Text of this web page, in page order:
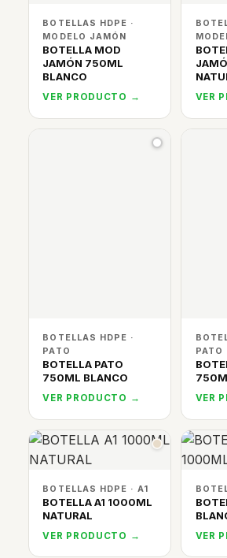
BOTELLAS HDPE ·
MODELO JAMÓN
BOTELLA MOD
JAMÓN 750ML
BLANCO
VER PRODUCTO → VER
BOTELLAS HDPE ·
PATO
BOTELLA PATO
750ML BLANCO
VER PRODUCTO →
PATO
VER
BOTELLAS HDPE · A1
BOTELLA A1 1000ML
NATURAL
VER PRODUCTO → VER